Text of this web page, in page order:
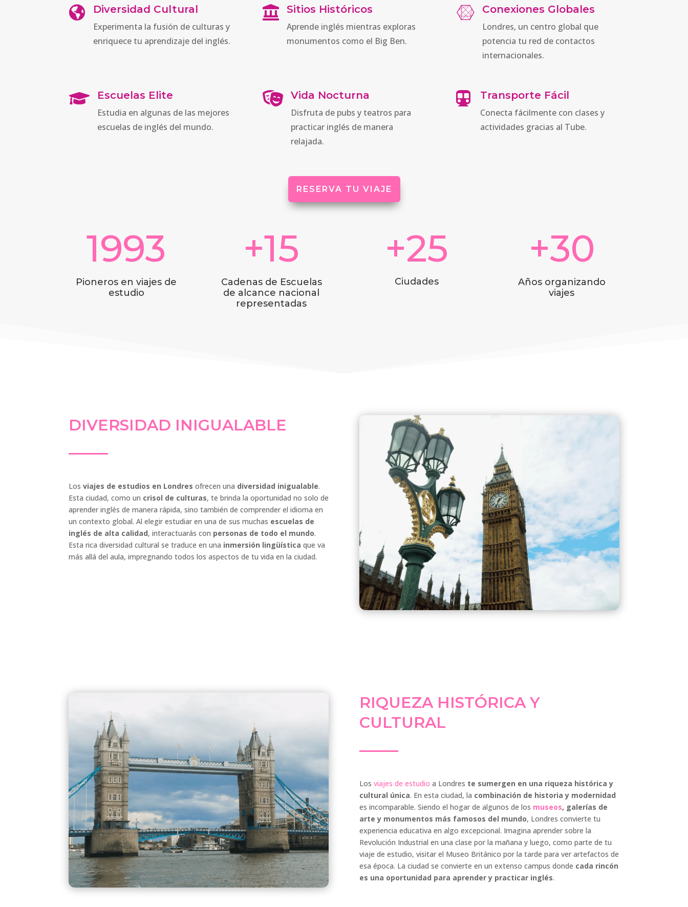
 Diversidad Cultural
Experimenta la fusión de culturas y
enriquece tu aprendizaje del inglés.
 Sitios Históricos
Aprende inglés mientras exploras
monumentos como el Big Ben.
 Conexiones Globales
Londres, un centro global que
potencia tu red de contactos
internacionales.
 Escuelas Elite
Estudia en algunas de las mejores
escuelas de inglés del mundo.
 Vida Nocturna
Disfruta de pubs y teatros para
practicar inglés de manera
relajada.
 Transporte Fácil
Conecta fácilmente con clases y
actividades gracias al Tube.
RESERVA TU VIAJE
1993
Pioneros en viajes de
estudio
+15
Cadenas de Escuelas
de alcance nacional
representadas
+25
Ciudades
+30
Años organizando
viajes
DIVERSIDAD INIGUALABLE
Losviajes de estudios en Londres ofrecen una diversidad inigualable.
Esta ciudad, como un crisol de culturas, te brinda la oportunidad no solo de
aprender inglés de manera rápida, sino también de comprender el idioma en
un contexto global. Al elegir estudiar en una de sus muchas escuelas de
inglés de alta calidad, interactuarás con personas de todo el mundo.
Esta rica diversidad cultural se traduce en una inmersión lingüística que va
más allá del aula, impregnando todos los aspectos de tu vida en la ciudad.
RIQUEZA HISTÓRICA Y
CULTURAL
Los viajes de estudio a Londres te sumergen en una riqueza histórica y
cultural única. En esta ciudad, la combinación de historia y modernidad
es incomparable. Siendo el hogar de algunos de los museos, galerías de
arte y monumentos más famosos del mundo, Londres convierte tu
experiencia educativa en algo excepcional. Imagina aprender sobre la
Revolución Industrial en una clase por la mañana y luego, como parte de tu
viaje de estudio, visitar el Museo Británico por la tarde para ver artefactos de
esa época. La ciudad se convierte en un extenso campus donde cada rincón
es una oportunidad para aprender y practicar inglés.